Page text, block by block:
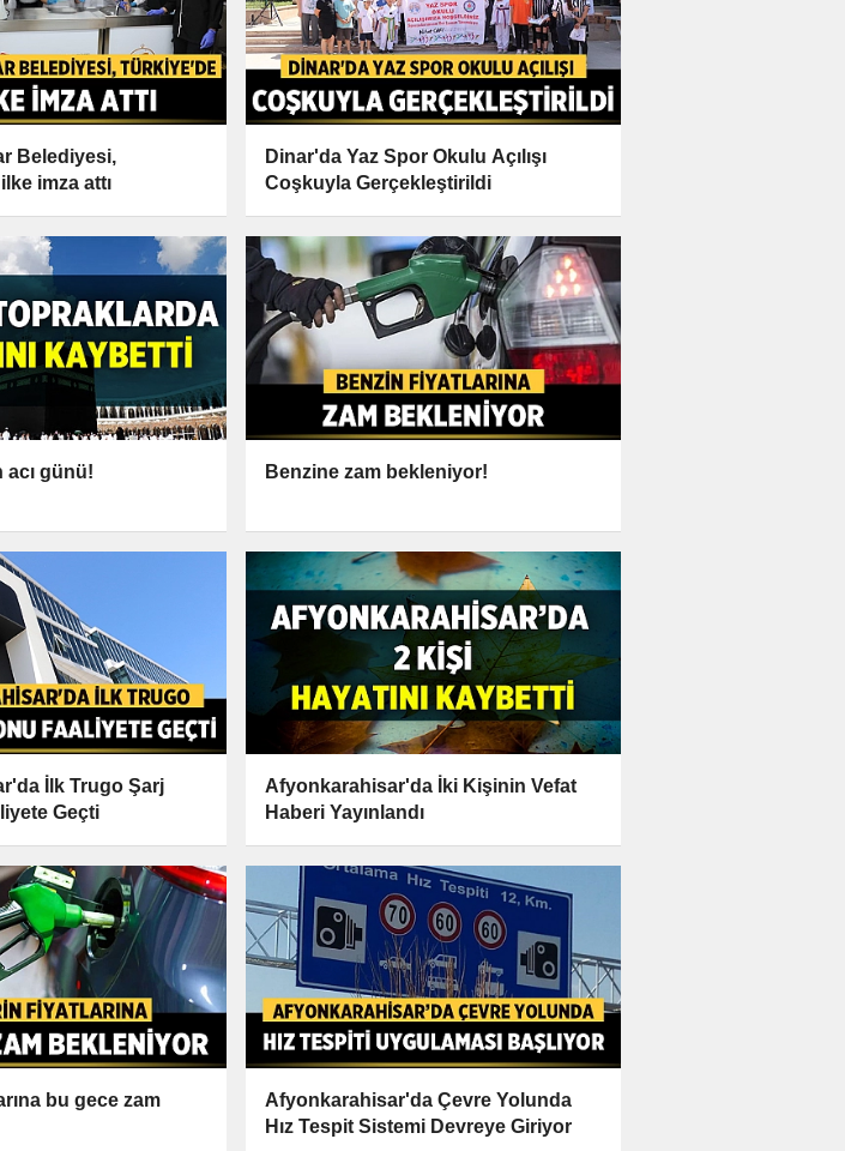
Belediyesi,
imza attı
Dinar'da Yaz Spor Okulu Açılışı
Coşkuyla Gerçekleştirildi
acı günü! Benzine zam bekleniyor!
İlk Trugo Şarj
Geçti
Afyonkarahisar'da İki Kişinin Vefat
Haberi Yayınlandı
bu gece zam
Afyonkarahisar'da Çevre Yolunda
Hız Tespit Sistemi Devreye Giriyor